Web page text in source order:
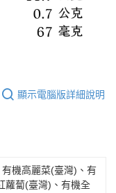
顯示電腦版詳細說明
機高麗菜(臺灣)、有
蘿蔔(臺灣)、有機全